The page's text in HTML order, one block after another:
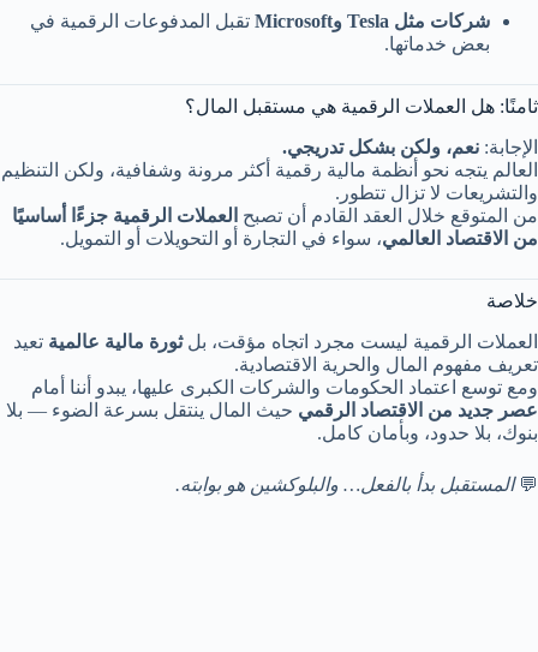
شركات مثل Tesla وMicrosoft
تقبل المدفوعات الرقمية في
بعض خدماتها.
ثامنًا: هل العملات الرقمية هي مستقبل المال؟
الإجابة: نعم، ولكن بشكل تدريجي.
العالم يتجه نحو أنظمة مالية رقمية أكثر مرونة وشفافية، ولكن التنظيم
والتشريعات لا تزال تتطور.
من المتوقع خلال العقد القادم أن تصبح العملات الرقمية جزءًا أساسيًا
من الاقتصاد العالمي، سواء في التجارة أو التحويلات أو التمويل.
خلاصة
العملات الرقمية ليست مجرد اتجاه مؤقت، بلثورة مالية عالمية تعيد
تعريف مفهوم المال والحرية الاقتصادية.
ومع توسع اعتماد الحكومات والشركات الكبرى عليها، يبدو أننا أمام
عصر جديد من الاقتصاد الرقمي حيث المال ينتقل بسرعة الضوء — بلا
بنوك، بلا حدود، وبأمان كامل.
💬المستقبل بدأ بالفعل… والبلوكشين هو بوابته.